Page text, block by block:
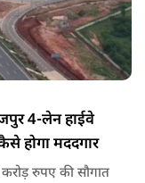
4-लेन हाईवे
होगा मददगार
रुपए की सौगात